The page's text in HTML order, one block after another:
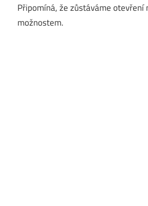
Připomíná, že zůstáváme otevření
možnostem.